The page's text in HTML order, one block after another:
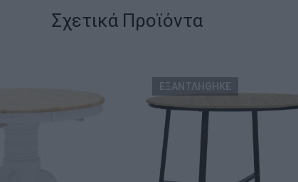
Σχετικά Προϊόντα
ΕΞΑΝΤΛΗΘΗΚΕ